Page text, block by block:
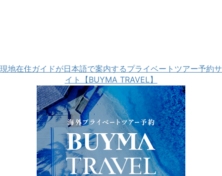
現地在住ガイドが日本語で案内するプライベートツアー予約サ
イト【BUYMA TRAVEL】